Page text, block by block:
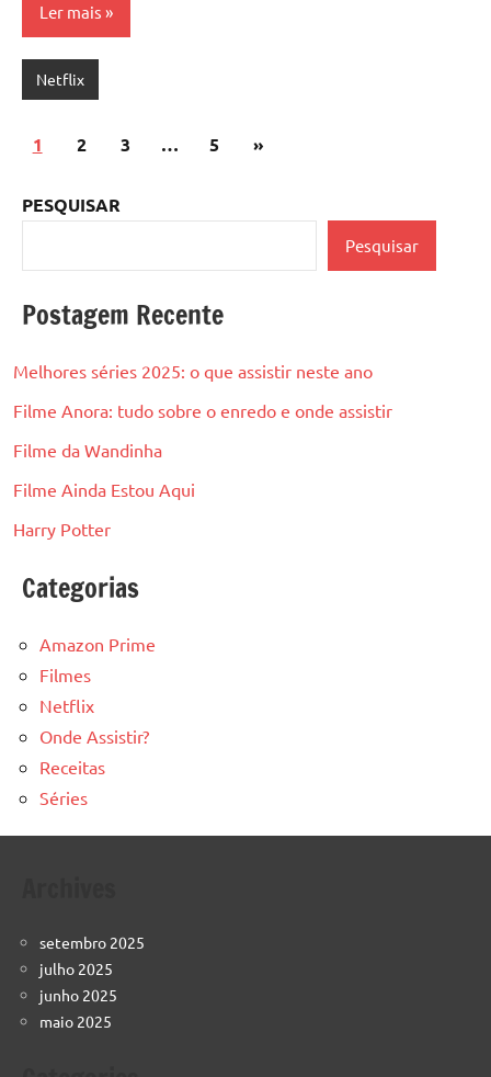
Ler mais
Netflix
Paginação
posts
1 2 3 … 5
Post
»
PESQUISAR
Pesquisar
Postagem Recente
Melhores séries 2025: o que assistir neste ano
Filme Anora: tudo sobre o enredo e onde assistir
Filme da Wandinha
Filme Ainda Estou Aqui
Harry Potter
Categorias
Amazon Prime
Filmes
Netflix
Onde Assistir?
Receitas
Séries
setembro 2025
julho 2025
junho 2025
maio 2025